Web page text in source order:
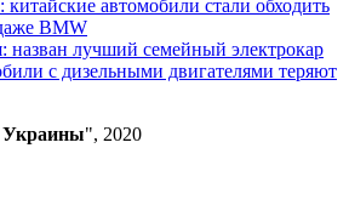
автомобили стали обходить
BMW
назван лучший семейный электрокар
с дизельными двигателями теряют
Украины", 2020